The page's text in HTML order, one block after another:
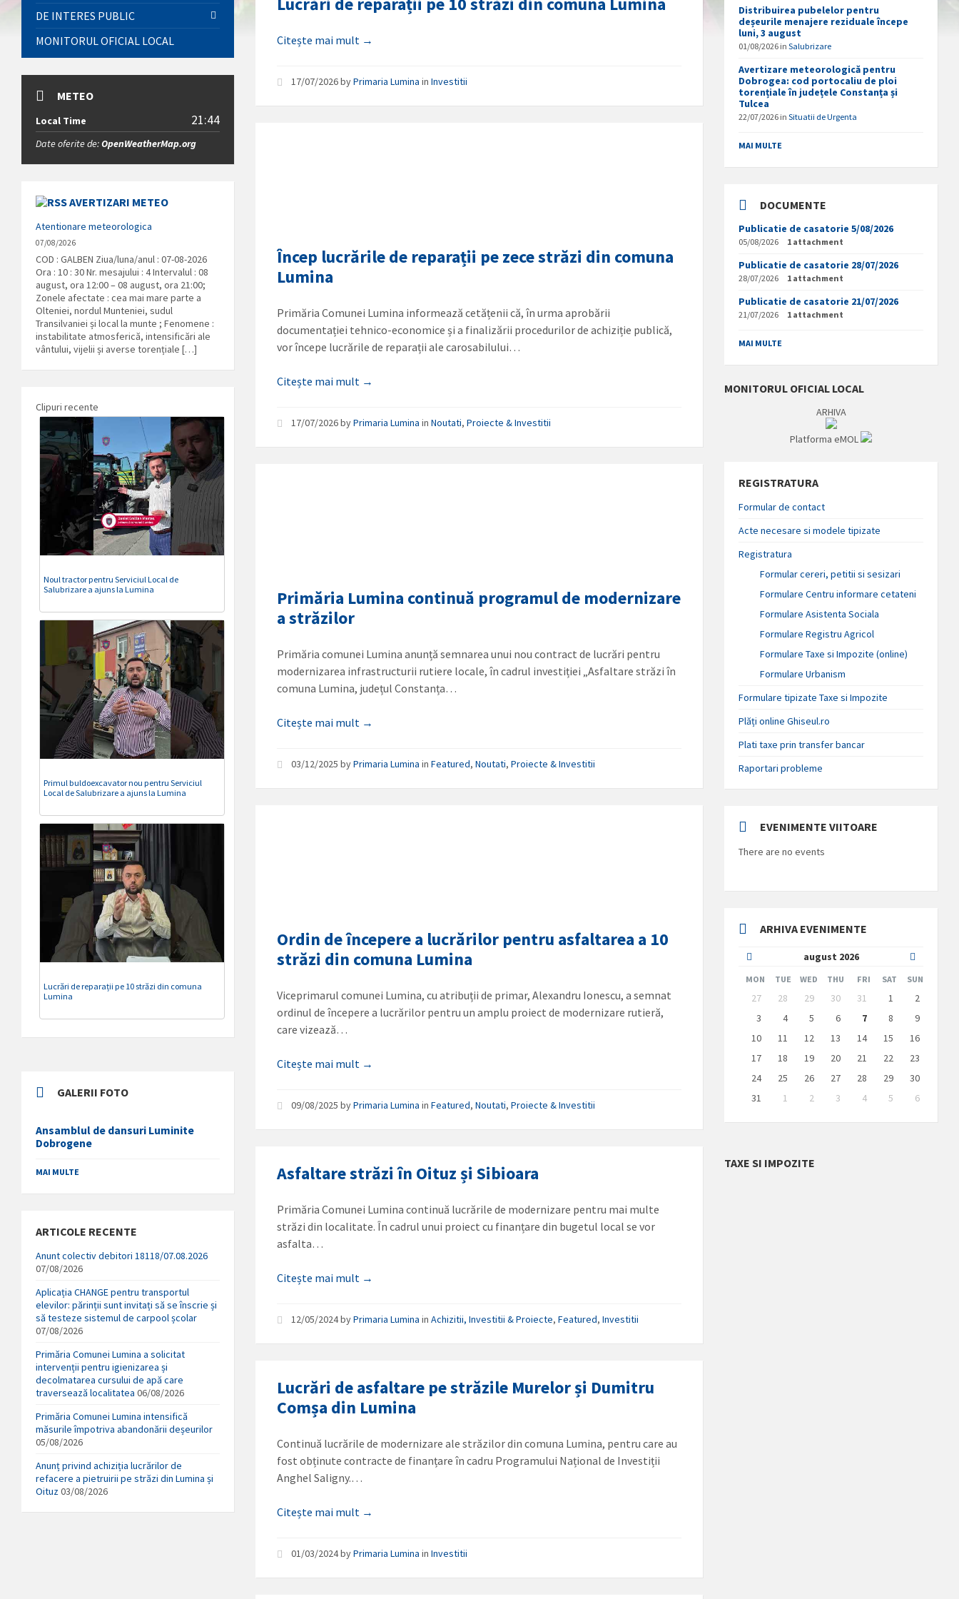
Citește mai mult →
17/07/2026byPrimaria Lumina inInvestitii
Încep lucrările de reparații pe zece străzi din comuna
Lumina
Primăria Comunei Lumina informează cetățenii că, în urma aprobării
documentației tehnico-economice și a finalizării procedurilor de achiziție publică,
vor începe lucrările de reparații ale carosabilului…
Citește mai mult →
17/07/2026byPrimaria Lumina inNoutati,Proiecte & Investitii
Primăria Lumina continuă programul de modernizare
a străzilor
Primăria comunei Lumina anunță semnarea unui nou contract de lucrări pentru
modernizarea infrastructurii rutiere locale, în cadrul investiției „Asfaltare străzi în
comuna Lumina, județul Constanța…
Citește mai mult →
03/12/2025byPrimaria Lumina inFeatured,Noutati,Proiecte & Investitii
Ordin de începere a lucrărilor pentru asfaltarea a 10
străzi din comuna Lumina
Viceprimarul comunei Lumina, cu atribuții de primar, Alexandru Ionescu, a semnat
ordinul de începere a lucrărilor pentru un amplu proiect de modernizare rutieră,
care vizează…
Citește mai mult →
09/08/2025byPrimaria Lumina inFeatured,Noutati,Proiecte & Investitii
Asfaltare străzi în Oituz și Sibioara
Primăria Comunei Lumina continuă lucrările de modernizare pentru mai multe
străzi din localitate. În cadrul unui proiect cu finanțare din bugetul local se vor
asfalta…
Citește mai mult →
12/05/2024byPrimaria Lumina inAchizitii, Investitii & Proiecte,Featured,Investitii
Lucrări de asfaltare pe străzile Murelor și Dumitru
Comșa din Lumina
Continuă lucrările de modernizare ale străzilor din comuna Lumina, pentru care au
fost obținute contracte de finanțare în cadru Programului Național de Investiții
Anghel Saligny.…
Citește mai mult →
01/03/2024byPrimaria Lumina inInvestitii
DE INTERES PUBLIC
MONITORUL OFICIAL LOCAL
METEO
Local Time 21:44
Date oferite de:OpenWeatherMap.org
AVERTIZARI METEO
Atentionare meteorologica
07/08/2026
COD : GALBEN Ziua/luna/anul : 07-08-2026
Ora : 10 : 30 Nr. mesajului : 4 Intervalul : 08
august, ora 12:00 – 08 august, ora 21:00;
Zonele afectate : cea mai mare parte a
Olteniei, nordul Munteniei, sudul
Transilvaniei și local la munte ; Fenomene :
instabilitate atmosferică, intensificări ale
vântului, vijelii și averse torențiale […]
Clipuri recente
Noul tractor pentru Serviciul Local de
Salubrizare a ajuns la Lumina
Primul buldoexcavator nou pentru Serviciul
Local de Salubrizare a ajuns la Lumina
Lucrări de reparații pe 10 străzi din comuna
Lumina
GALERII FOTO
Ansamblul de dansuri Luminite
Dobrogene
MAI MULTE
ARTICOLE RECENTE
Anunt colectiv debitori 18118/07.08.2026
07/08/2026
Aplicația CHANGE pentru transportul
elevilor: părinții sunt invitați să se înscrie și
să testeze sistemul de carpool școlar
07/08/2026
Primăria Comunei Lumina a solicitat
intervenții pentru igienizarea și
decolmatarea cursului de apă care
traversează localitatea 06/08/2026
Primăria Comunei Lumina intensifică
măsurile împotriva abandonării deșeurilor
05/08/2026
Anunț privind achiziția lucrărilor de
refacere a pietruirii pe străzi din Lumina și
Oituz 03/08/2026
Distribuirea pubelelor pentru
deșeurile menajere reziduale începe
luni, 3 august
01/08/2026 inSalubrizare
Avertizare meteorologică pentru
Dobrogea: cod portocaliu de ploi
torențiale în județele Constanța și
Tulcea
22/07/2026 inSituatii de Urgenta
MAI MULTE
DOCUMENTE
Publicatie de casatorie 5/08/2026
05/08/2026 1 attachment
Publicatie de casatorie 28/07/2026
28/07/2026 1 attachment
Publicatie de casatorie 21/07/2026
21/07/2026 1 attachment
MAI MULTE
MONITORUL OFICIAL LOCAL
ARHIVA
Platforma eMOL
REGISTRATURA
Formular de contact
Acte necesare si modele tipizate
Registratura
Formular cereri, petitii si sesizari
Formulare Centru informare cetateni
Formulare Asistenta Sociala
Formulare Registru Agricol
Formulare Taxe si Impozite (online)
Formulare Urbanism
Formulare tipizate Taxe si Impozite
Plăți online Ghiseul.ro
Plati taxe prin transfer bancar
Raportari probleme
EVENIMENTE VIITOARE
There are no events
ARHIVA EVENIMENTE
august 2026
Month
Next
Month
MON TUE WED THU FRI SAT SUN
Skip
calendar
days
27 28 29 30 31 1
2
3
4 5 6 7 8
9
10
11 12 13 14 15
16
17
18 19 20 21 22
23
24
25 26 27 28 29
30
31
1 2 3 4 5
6
to
TAXE SI IMPOZITE